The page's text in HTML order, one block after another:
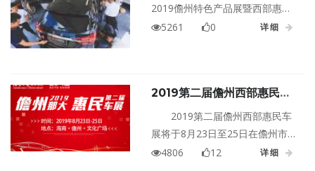
2019儋州特色产品展暨西部惠民
车展活动圆满结束。本次活动由
余款汽车参展。
5261 0 详细
2019第二届儋州西部惠民车
2019第二届儋州西部惠民车
展将于8月23日至25日在儋州市文
化广场隆重举行！
4806 12 详细